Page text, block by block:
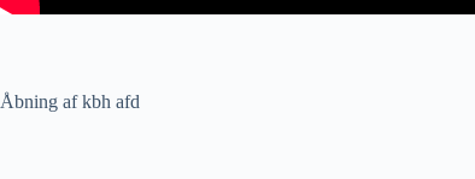
Åbning af kbh afd